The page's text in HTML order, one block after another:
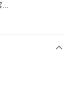
轉到大哥付的交易
，確認付款後即完
頁面所載為準。
，訂單將自動取